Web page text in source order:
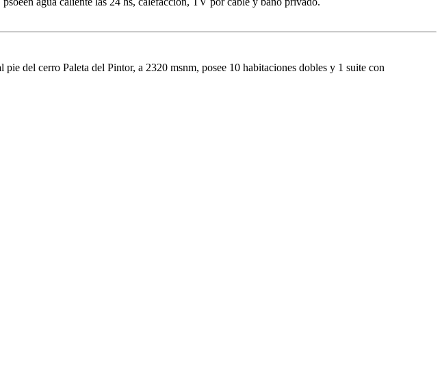
del cerro Paleta del Pintor, a 2320 msnm, posee 10 habitaciones dobles y 1 suite con